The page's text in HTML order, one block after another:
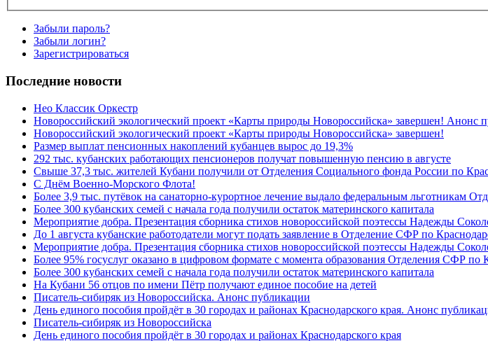
Забыли пароль?
Забыли логин?
Зарегистрироваться
Последние новости
Нео Классик Оркестр
Новороссийский экологический проект «Карты природы Новороссийска» завершен! Анонс
Новороссийский экологический проект «Карты природы Новороссийска» завершен!
Размер выплат пенсионных накоплений кубанцев вырос до 19,3%
292 тыс. кубанских работающих пенсионеров получат повышенную пенсию в августе
Свыше 37,3 тыс. жителей Кубани получили от Отделения Социального фонда России по
C Днём Военно-Морского Флота!
Более 3,9 тыс. путёвок на санаторно-курортное лечение выдало федеральным льготникам
Более 300 кубанских семей с начала года получили остаток материнского капитала
Мероприятие добра. Презентация сборника стихов новороссийской поэтессы Надежды
До 1 августа кубанские работодатели могут подать заявление в Отделение СФР по
Мероприятие добра. Презентация сборника стихов новороссийской поэтессы Надежды
Более 95% госуслуг оказано в цифровом формате с момента образования Отделения СФР по
Более 300 кубанских семей с начала года получили остаток материнского капитала
На Кубани 56 отцов по имени Пётр получают единое пособие на детей
Писатель-сибиряк из Новороссийска. Анонс публикации
День единого пособия пройдёт в 30 городах и районах Краснодарского края. Анонс
Писатель-сибиряк из Новороссийска
День единого пособия пройдёт в 30 городах и районах Краснодарского края